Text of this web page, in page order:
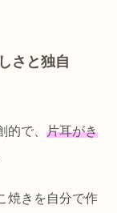
さと独自
的で、 片耳がき
焼きを自分で作